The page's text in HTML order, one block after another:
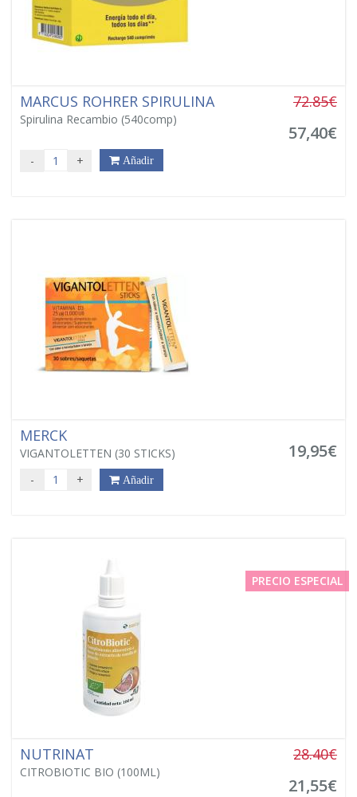
MARCUS ROHRER SPIRULINA
Spirulina Recambio (540comp)
72.85€
57,40€
- + Añadir
MERCK
VIGANTOLETTEN (30 STICKS) 19,95€
- + Añadir
PRECIO ESPECIAL
NUTRINAT
CITROBIOTIC BIO (100ML)
28.40€
21,55€